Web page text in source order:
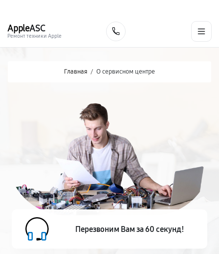
AppleASC
Ремонт техники Apple
Главная / О сервисном центре
Перезвоним Вам за 60 секунд!